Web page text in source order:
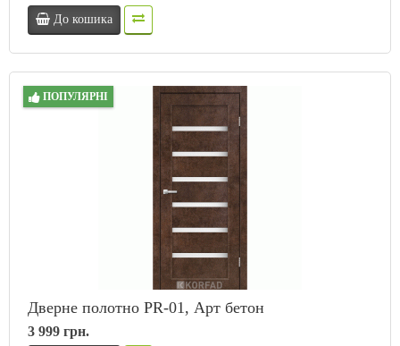
До кошика
ПОПУЛЯРНІ
Дверне полотно PR-01, Арт бетон
3 999 грн.